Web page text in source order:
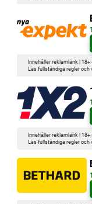
Innehåller reklamlänk |
Läs fullständiga regler och
Innehåller reklamlänk | 18+
Läs fullständiga regler och